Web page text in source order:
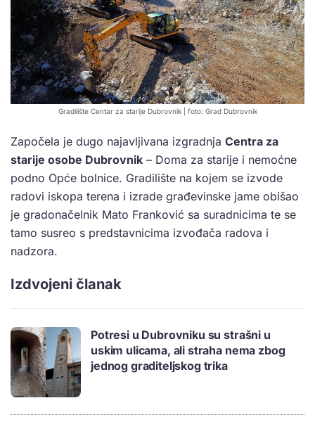
Gradilište Centar za starije Dubrovnik | foto: Grad Dubrovnik
Započela je dugo najavljivana izgradnja Centra za
starije osobe Dubrovnik – Doma za starije i nemoćne
podno Opće bolnice. Gradilište na kojem se izvode
radovi iskopa terena i izrade građevinske jame obišao
je gradonačelnik Mato Franković sa suradnicima te se
tamo susreo s predstavnicima izvođača radova i
nadzora.
Izdvojeni članak
Potresi u Dubrovniku su strašni u
uskim ulicama, ali straha nema zbog
jednog graditeljskog trika